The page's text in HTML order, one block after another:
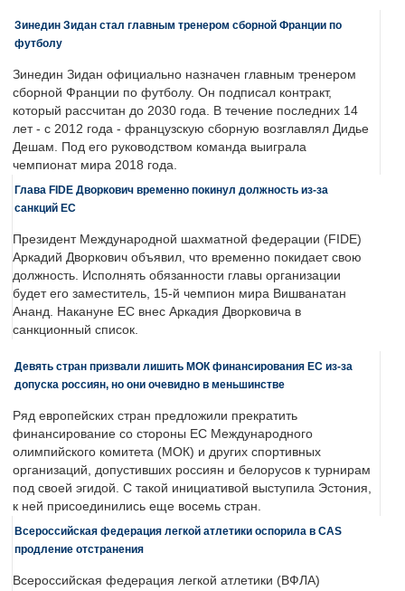
Зинедин Зидан стал главным тренером сборной Франции по
футболу
Зинедин Зидан официально назначен главным тренером
сборной Франции по футболу. Он подписал контракт,
который рассчитан до 2030 года. В течение последних 14
лет - с 2012 года - французскую сборную возглавлял Дидье
Дешам. Под его руководством команда выиграла
чемпионат мира 2018 года.
Глава FIDE Дворкович временно покинул должность из-за
санкций ЕС
Президент Международной шахматной федерации (FIDE)
Аркадий Дворкович объявил, что временно покидает свою
должность. Исполнять обязанности главы организации
будет его заместитель, 15-й чемпион мира Вишванатан
Ананд. Накануне ЕС внес Аркадия Дворковича в
санкционный список.
Девять стран призвали лишить МОК финансирования ЕС из-за
допуска россиян, но они очевидно в меньшинстве
Ряд европейских стран предложили прекратить
финансирование со стороны ЕС Международного
олимпийского комитета (МОК) и других спортивных
организаций, допустивших россиян и белорусов к турнирам
под своей эгидой. С такой инициативой выступила Эстония,
к ней присоединились еще восемь стран.
Всероссийская федерация легкой атлетики оспорила в CAS
продление отстранения
Всероссийская федерация легкой атлетики (ВФЛА)